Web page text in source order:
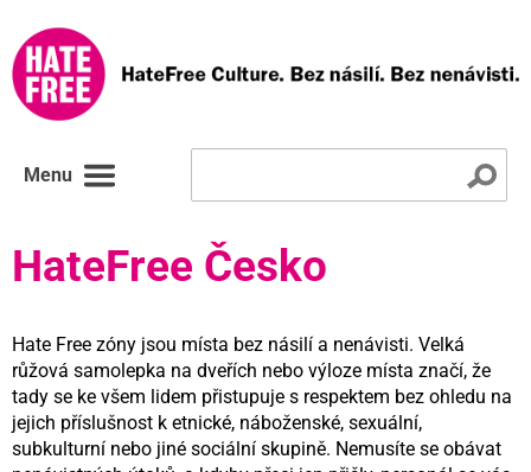
Menu
HateFree Česko
Hate Free zóny jsou místa bez násilí a nenávisti. Velká
růžová samolepka na dveřích nebo výloze místa značí, že
tady se ke všem lidem přistupuje s respektem bez ohledu na
jejich příslušnost k etnické, náboženské, sexuální,
subkulturní nebo jiné sociální skupině. Nemusíte se obávat